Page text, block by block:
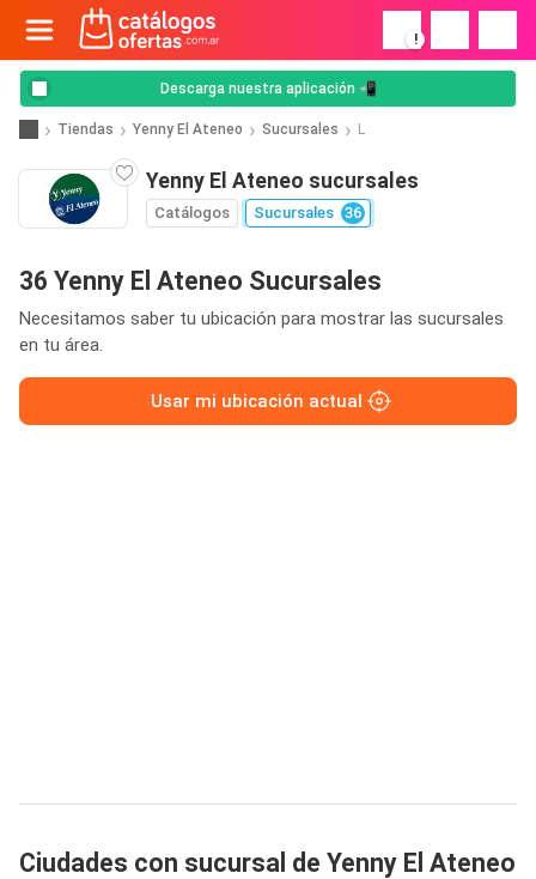
!
Descarga nuestra aplicación 📲
Tiendas Yenny El Ateneo Sucursales L
Yenny El Ateneo sucursales
Catálogos Sucursales 36
36 Yenny El Ateneo Sucursales
Necesitamos saber tu ubicación para mostrar las sucursales
en tu área.
Usar mi ubicación actual
Ciudades con sucursal de Yenny El Ateneo